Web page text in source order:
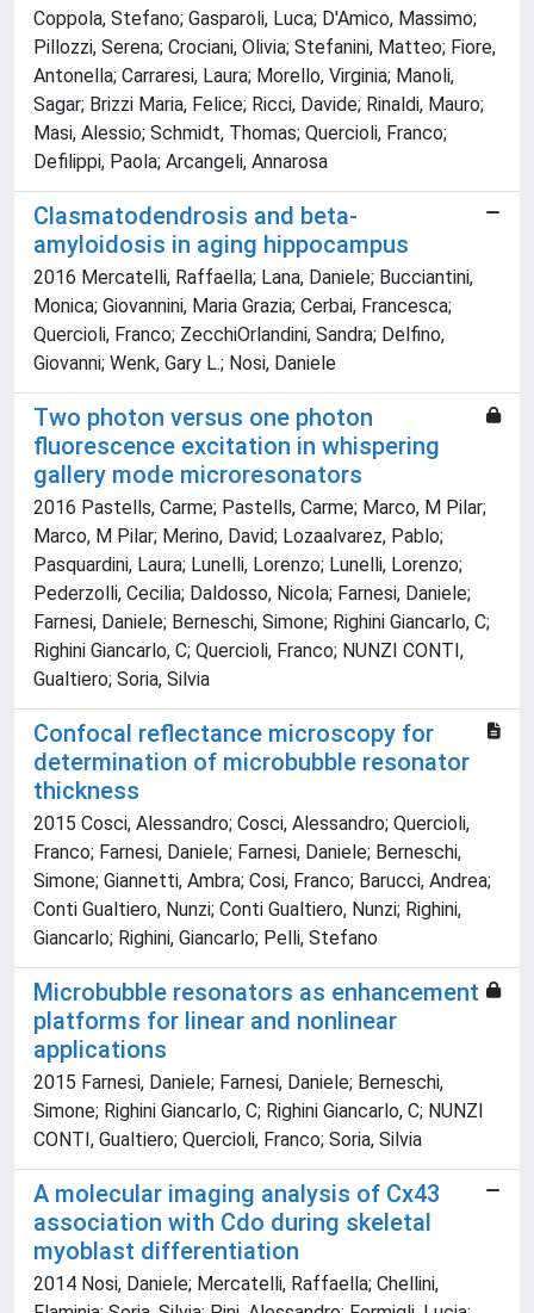
Coppola, Stefano; Gasparoli, Luca; D'Amico, Massimo;
Pillozzi, Serena; Crociani, Olivia; Stefanini, Matteo; Fiore,
Antonella; Carraresi, Laura; Morello, Virginia; Manoli,
Sagar; Brizzi Maria, Felice; Ricci, Davide; Rinaldi, Mauro;
Masi, Alessio; Schmidt, Thomas; Quercioli, Franco;
Defilippi, Paola; Arcangeli, Annarosa
Clasmatodendrosis and beta-
amyloidosis in aging hippocampus
2016 Mercatelli, Raffaella; Lana, Daniele; Bucciantini,
Monica; Giovannini, Maria Grazia; Cerbai, Francesca;
Quercioli, Franco; ZecchiOrlandini, Sandra; Delfino,
Giovanni; Wenk, Gary L.; Nosi, Daniele
Two photon versus one photon
fluorescence excitation in whispering
gallery mode microresonators
2016 Pastells, Carme; Pastells, Carme; Marco, M Pilar;
Marco, M Pilar; Merino, David; Lozaalvarez, Pablo;
Pasquardini, Laura; Lunelli, Lorenzo; Lunelli, Lorenzo;
Pederzolli, Cecilia; Daldosso, Nicola; Farnesi, Daniele;
Farnesi, Daniele; Berneschi, Simone; Righini Giancarlo, C;
Righini Giancarlo, C; Quercioli, Franco; NUNZI CONTI,
Gualtiero; Soria, Silvia
Confocal reflectance microscopy for
determination of microbubble resonator
thickness
2015 Cosci, Alessandro; Cosci, Alessandro; Quercioli,
Franco; Farnesi, Daniele; Farnesi, Daniele; Berneschi,
Simone; Giannetti, Ambra; Cosi, Franco; Barucci, Andrea;
Conti Gualtiero, Nunzi; Conti Gualtiero, Nunzi; Righini,
Giancarlo; Righini, Giancarlo; Pelli, Stefano
Microbubble resonators as enhancement
platforms for linear and nonlinear
applications
2015 Farnesi, Daniele; Farnesi, Daniele; Berneschi,
Simone; Righini Giancarlo, C; Righini Giancarlo, C; NUNZI
CONTI, Gualtiero; Quercioli, Franco; Soria, Silvia
A molecular imaging analysis of Cx43
association with Cdo during skeletal
myoblast differentiation
2014 Nosi, Daniele; Mercatelli, Raffaella; Chellini,